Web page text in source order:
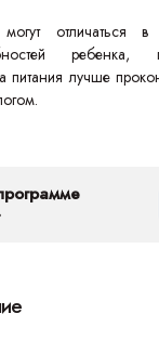
отличаться в
ребенка,
питания лучше